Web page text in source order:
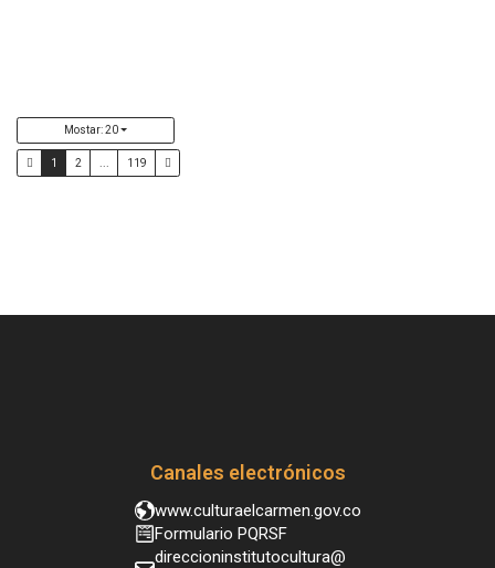
Mostar: 20
1 2 119
Canales electrónicos
www.culturaelcarmen.gov.co
Formulario PQRSF
direccioninstitutocultura@